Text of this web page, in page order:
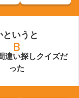
いうと
違い探しクイズだ
った